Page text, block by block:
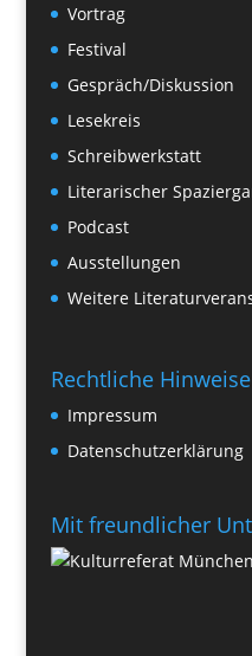
Vortrag
Festival
Gespräch/Diskussion
Lesekreis
Schreibwerkstatt
Literarischer
Podcast
Ausstellungen
Weitere
Rechtliche Hinweise
Impressum
Datenschutzerklärung
Mit freundlicher